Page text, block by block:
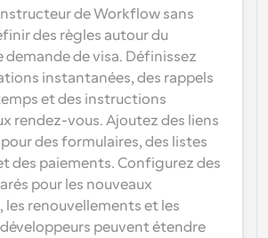
de Workflow sans
des règles autour du
demande de visa. Définissez
instantanées, des rappels
et des instructions
rendez-vous. Ajoutez des liens
des formulaires, des listes
des paiements. Configurez des
pour les nouveaux
les renouvellements et les
peuvent étendre